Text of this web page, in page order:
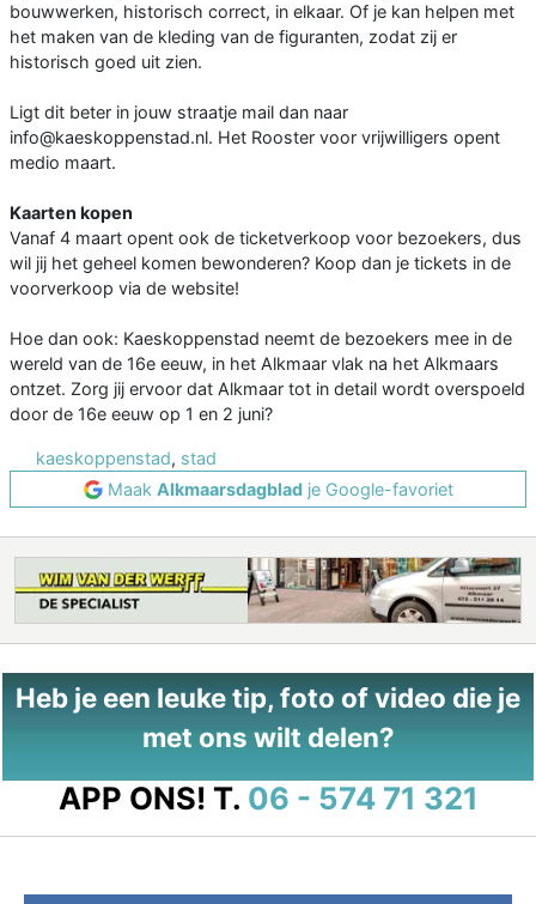
bouwwerken, historisch correct, in elkaar. Of je kan helpen met
het maken van de kleding van de figuranten, zodat zij er
historisch goed uit zien.
Ligt dit beter in jouw straatje mail dan naar
info@kaeskoppenstad.nl. Het Rooster voor vrijwilligers opent
medio maart.
Kaarten kopen
Vanaf 4 maart opent ook de ticketverkoop voor bezoekers, dus
wil jij het geheel komen bewonderen? Koop dan je tickets in de
voorverkoop via de website!
Hoe dan ook: Kaeskoppenstad neemt de bezoekers mee in de
wereld van de 16e eeuw, in het Alkmaar vlak na het Alkmaars
ontzet. Zorg jij ervoor dat Alkmaar tot in detail wordt overspoeld
door de 16e eeuw op 1 en 2 juni?
kaeskoppenstad, stad
Maak Alkmaarsdagbladje Google-favoriet
Heb je een leuke tip, foto of video die je
met ons wilt delen?
APP ONS! T. 06 - 574 71 321